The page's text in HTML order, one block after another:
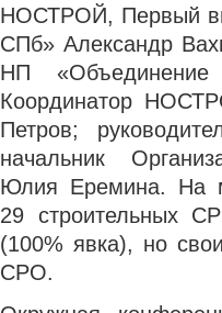
НОСТРОЙ, Первый
СПб» Александр
НП
Координатор
Петров;
начальник
Юлия Еремина. На
29 строительных
(100% явка), но
СРО.